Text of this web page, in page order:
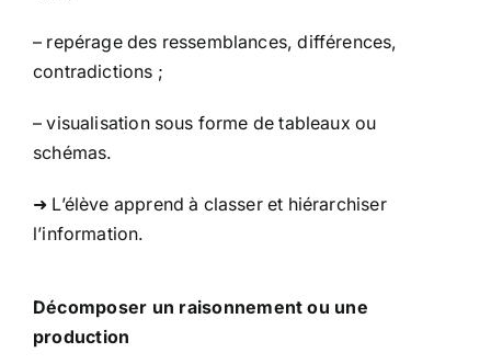
– repérage des ressemblances, différences,
contradictions ;
– visualisation sous forme de tableaux ou
schémas.
➜ L’élève apprend à classer et hiérarchiser
l’information.
Décomposer un raisonnement ou une
production